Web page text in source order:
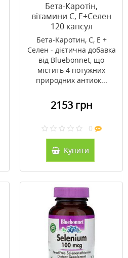
Бета-Каротін,
вітамини C, Е+Селен
120 капсул
Бета-Каротин, C, Е +
Селен - дієтична добавка
від Bluebonnet, що
містить 4 потужних
природних антиок...
2153 грн
0
Купити